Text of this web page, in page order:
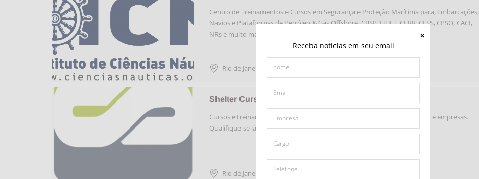
Receba notícias em seu email
Centro de Treinamentos e Cursos em Segurança e Proteção Marítima para, Embarcações,
Navios e Plataformas de Petróleo & Gás Offshore. CBSP, HUET, CERR, CESS, CPSO, CACI,
NRs e muito mais.
Rio de Janeiro
Shelter Cursos
Cursos e treinamentos de segurança marítima e offshore para indivíduos e empresas.
Qualifique-se já e não perca um embarque.
Rio de Janeiro